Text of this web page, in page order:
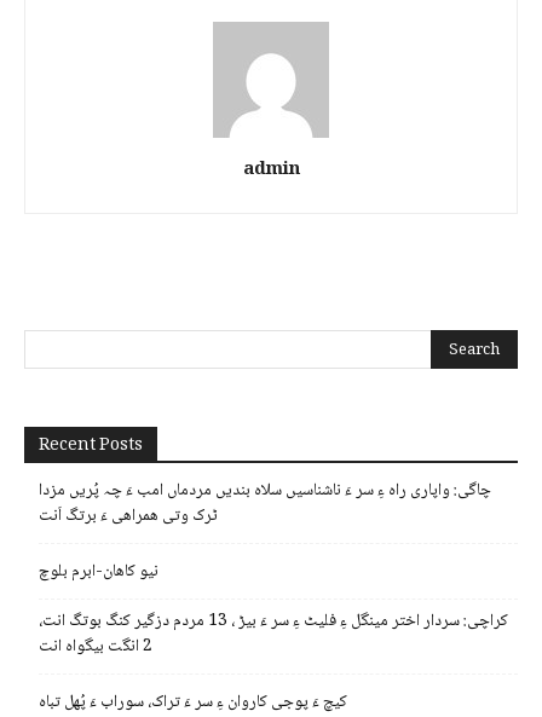
admin
Recent Posts
چاگی: واپاری راہ ءِ سر ءَ ناشناسیں سلاہ بندیں مردماں امب ءَ چہ پُریں مزدا
ٹرک وتی ھمراھی ءَ برتگ اَنت
نیو کاھان-ابرم بلوچ
کراچی: سردار اختر مینگل ءِ فلیٹ ءِ سر ءَ بیڑ ، 13 مردم دزگیر کنگ بوتگ انت،
2 انگت بیگواہ انت
کیچ ءَ پوجی کاروان ءِ سر ءَ تراک، سوراب ءَ پُھل تباہ